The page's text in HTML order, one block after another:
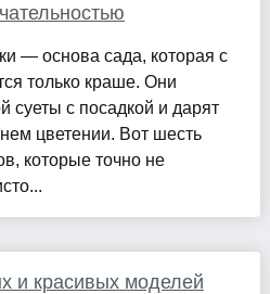
— основа сада, которая с
только краше. Они
суеты с посадкой и дарят
цветении. Вот шесть
которые точно не
и красивых моделей